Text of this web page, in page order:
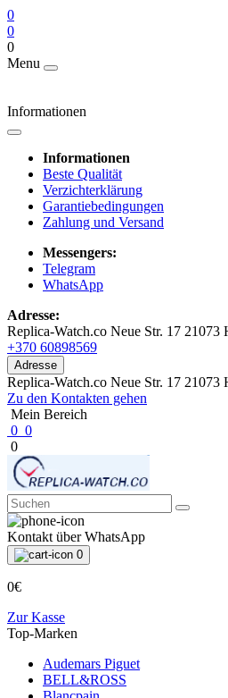
0
0
0
Menu
Informationen
Informationen
Beste Qualität
Verzichterklärung
Garantiebedingungen
Zahlung und Versand
Messengers:
Telegram
WhatsApp
Adresse:
Replica-Watch.co Neue Str. 17 21073
+370 60898569
Adresse
Replica-Watch.co Neue Str. 17 21073
Zu den Kontakten gehen
Mein Bereich
0 0
0
Kontakt über WhatsApp
0
0€
Zur Kasse
Top-Marken
Audemars Piguet
BELL&ROSS